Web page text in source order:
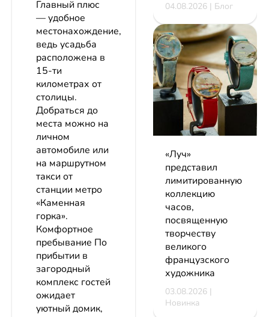
Главный плюс
— удобное
местонахождение,
ведь усадьба
расположена в
15-ти
километрах от
столицы.
Добраться до
места можно на
личном
автомобиле или
на маршрутном
такси от
станции метро
«Каменная
горка».
Комфортное
пребывание По
прибытии в
загородный
комплекс гостей
ожидает
уютный домик,
04.08.2026 | Блог
«Луч»
представил
лимитированную
коллекцию
часов,
посвященную
творчеству
великого
французского
художника
03.08.2026 |
Новинка